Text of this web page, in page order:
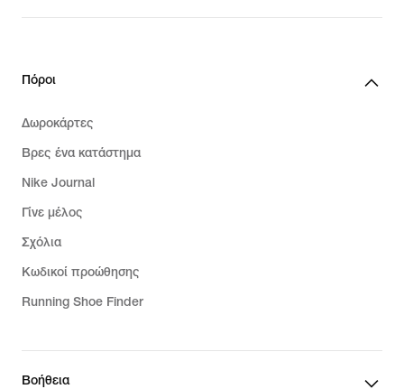
Πόροι
Δωροκάρτες
Βρες ένα κατάστημα
Nike Journal
Γίνε μέλος
Σχόλια
Κωδικοί προώθησης
Running Shoe Finder
Βοήθεια